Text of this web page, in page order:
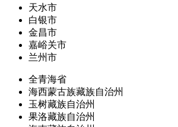
天水市
白银市
金昌市
嘉峪关市
兰州市
全青海省
海西蒙古族藏族自治州
玉树藏族自治州
果洛藏族自治州